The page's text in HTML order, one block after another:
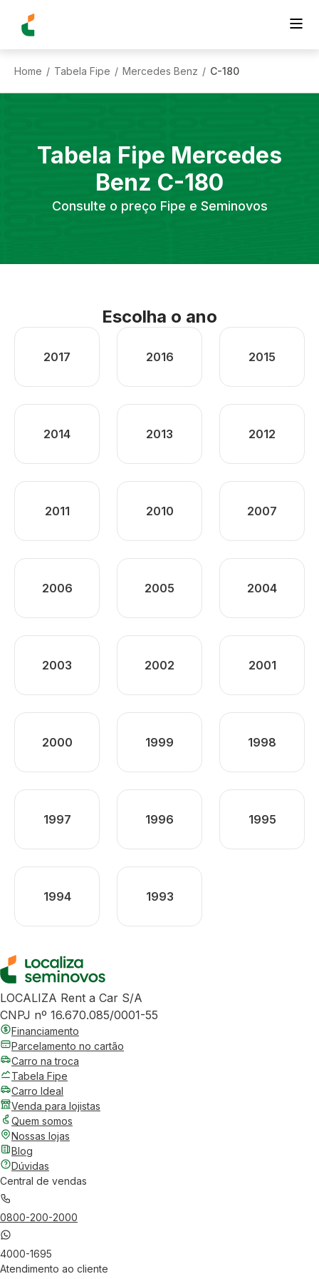
Home / Tabela Fipe / Mercedes Benz / C-180
Tabela Fipe Mercedes
Benz C-180
Consulte o preço Fipe e Seminovos
Escolha o ano
2017 2016 2015
2014 2013 2012
2011 2010 2007
2006 2005 2004
2003 2002 2001
2000 1999 1998
1997 1996 1995
1994 1993
LOCALIZA Rent a Car S/A
CNPJ nº 16.670.085/0001-55
Financiamento
Parcelamento no cartão
Carro na troca
Tabela Fipe
Carro Ideal
Venda para lojistas
Quem somos
Nossas lojas
Blog
Dúvidas
Central de vendas
0800-200-2000
4000-1695
Atendimento ao cliente